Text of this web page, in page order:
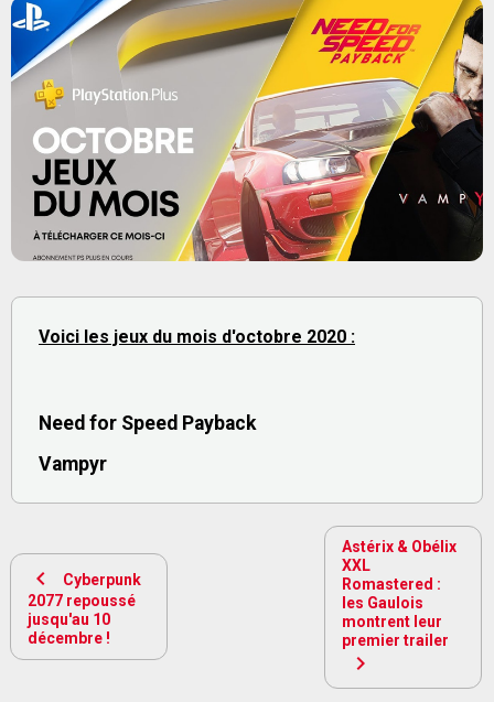
Voici les jeux du mois d'octobre 2020 :
Need for Speed Payback
Vampyr
Cyberpunk
2077 repoussé
jusqu'au 10
décembre !
Astérix & Obélix
XXL
Romastered :
les Gaulois
montrent leur
premier trailer